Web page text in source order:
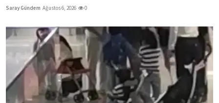
Saray Gündem Ağustos 6, 2026 0